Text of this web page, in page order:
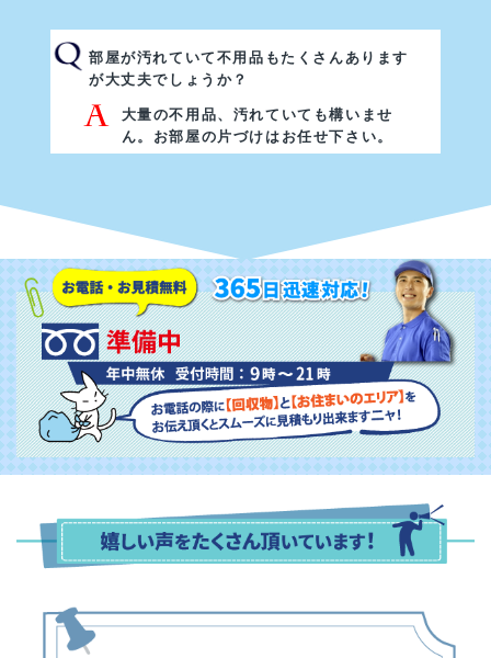
部屋が汚れていて不用品もたくさんあります
が大丈夫でしょうか？
大量の不用品、汚れていても構いませ
ん。お部屋の片づけはお任せ下さい。